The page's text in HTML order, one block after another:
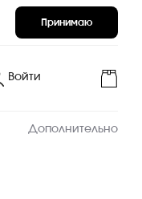
Принимаю
Войти
Дополнительно